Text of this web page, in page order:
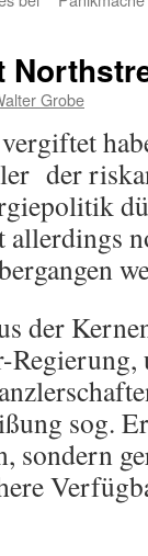
Grobe
der
der
sog.
sondern